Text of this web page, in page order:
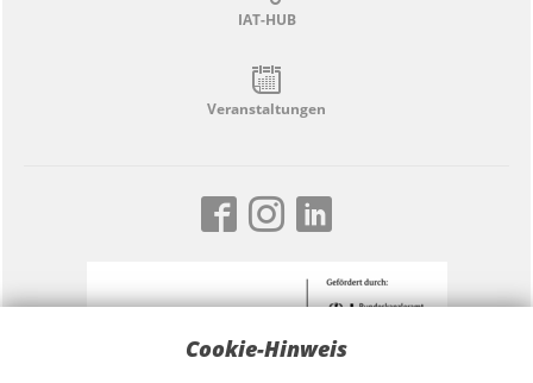
IAT-HUB
Veranstaltungen
Cookie-Hinweis